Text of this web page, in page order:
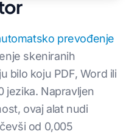
prevođenje
skeniranih
bilo koju PDF, Word ili
jezika. Napravljen
ovaj alat nudi
od 0,005